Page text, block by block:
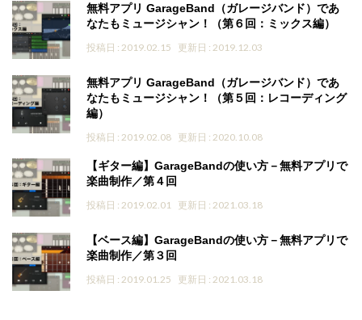
無料アプリ GarageBand（ガレージバンド）であ
なたもミュージシャン！（第６回：ミックス編）
投稿日 : 2019.02.15 更新日 : 2019.12.03
無料アプリ GarageBand（ガレージバンド）であ
なたもミュージシャン！（第５回：レコーディング
編）
投稿日 : 2019.02.08 更新日 : 2020.10.08
【ギター編】GarageBandの使い方－無料アプリで
楽曲制作／第４回
投稿日 : 2019.02.01 更新日 : 2021.03.18
【ベース編】GarageBandの使い方－無料アプリで
楽曲制作／第３回
投稿日 : 2019.01.25 更新日 : 2021.03.18